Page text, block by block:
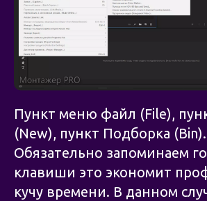
Пункт меню файл (File),
(New), пункт Подборка (Bin).
Обязательно запоминаем
клавиши это экономит
кучу времени. В данном